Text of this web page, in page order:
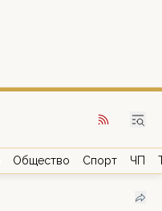
Общество Спорт ЧП